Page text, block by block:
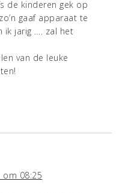
de kinderen gek op
gaaf apparaat te
ik jarig …. zal het
van de leuke
08:25